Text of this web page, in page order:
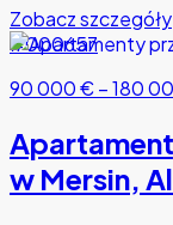
Zobacz szczegóły
#000657
90 000 €–180
w Mersin,